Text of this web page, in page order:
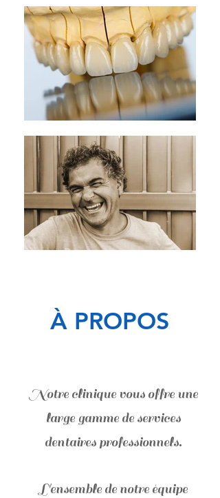
Notre clinique vous offre une
large gamme de services
dentaires professionnels.
L'ensemble de notre équipe
À PROPOS